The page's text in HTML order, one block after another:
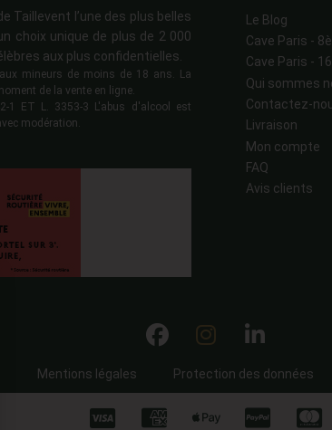
Taillevent l’une des plus belles
choix unique de plus de 2 000
aux plus confidentielles.
mineurs de moins de 18 ans. La
de la vente en ligne.
1 ET L. 3353-3 L'abus d'alcool est
modération.
Le Blog
Cave Paris -
Cave Paris -
Qui sommes
Contactez-
Livraison
Mon compte
FAQ
Avis clients
Mentions légales Protection des données